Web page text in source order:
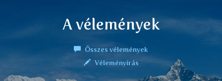
A vélemények
Összes vélemények
Véleményírás